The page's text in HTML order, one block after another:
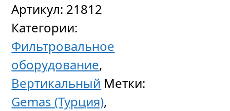
Артикул: 21812
Категории:
Фильтровальное
оборудование,
Вертикальный Метки:
Gemas (Турция),